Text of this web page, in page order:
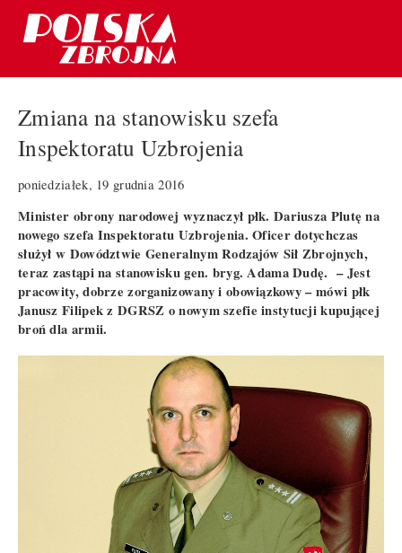
Zmiana na stanowisku szefa
Inspektoratu Uzbrojenia
poniedziałek, 19 grudnia 2016
Minister obrony narodowej wyznaczył płk. Dariusza Plutę na
nowego szefa Inspektoratu Uzbrojenia. Oficer dotychczas
służył w Dowództwie Generalnym Rodzajów Sił Zbrojnych,
teraz zastąpi na stanowisku gen. bryg. Adama Dudę. – Jest
pracowity, dobrze zorganizowany i obowiązkowy – mówi płk
Janusz Filipek z DGRSZ o nowym szefie instytucji kupującej
broń dla armii.